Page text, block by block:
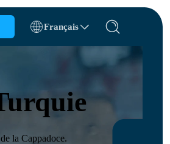
Français
Chine
la Cappadoce.